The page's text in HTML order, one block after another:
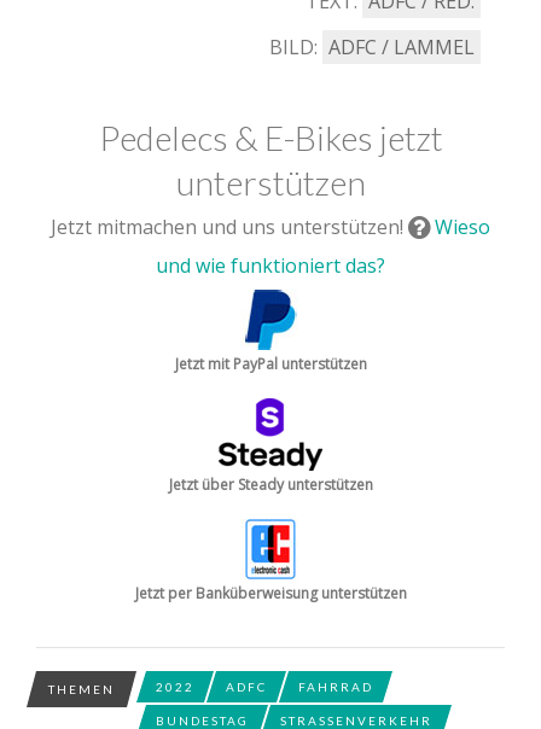
BILD: ADFC / LAMMEL
Pedelecs & E-Bikes jetzt
unterstützen
Jetzt mitmachen und uns unterstützen!
Wieso
und wie funktioniert das?
Jetzt mit PayPal unterstützen
Jetzt über Steady unterstützen
Jetzt per Banküberweisung unterstützen
THEMEN 2022 ADFC FAHRRAD
BUNDESTAG STRASSENVERKEHR